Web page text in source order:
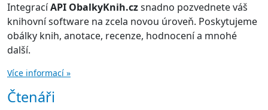
IntegracíAPI ObalkyKnih.czsnadno pozvednete váš
knihovní software na zcela novou úroveň. Poskytujeme
obálky knih, anotace, recenze, hodnocení a mnohé
další.
Více informací »
Čtenáři